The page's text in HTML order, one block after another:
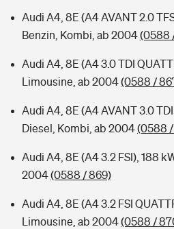
Audi A4, 8E (A4 AVANT 2.0
Benzin, Kombi, ab 2004(0588
Audi A4, 8E (A4 3.0 TDI
Limousine, ab 2004(0588 /
Audi A4, 8E (A4 AVANT 3.0 TDI
Diesel, Kombi, ab 2004(0588
Audi A4, 8E (A4 3.2 FSI), 188
2004(0588 / 869)
Audi A4, 8E (A4 3.2 FSI
Limousine, ab 2004(0588 /